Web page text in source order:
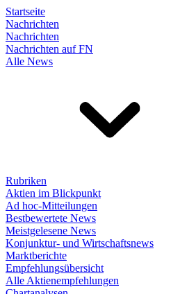
Startseite
Nachrichten
Nachrichten
Nachrichten auf FN
Alle News
Rubriken
Aktien im Blickpunkt
Ad hoc-Mitteilungen
Bestbewertete News
Meistgelesene News
Konjunktur- und Wirtschaftsnews
Marktberichte
Empfehlungsübersicht
Alle Aktienempfehlungen